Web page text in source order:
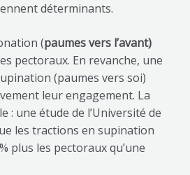
déterminants.
(paumes vers l’avant)
pectoraux. En revanche, une
(paumes vers soi)
leur engagement. La
: une étude de l’Université de
les tractions en supination
plus les pectoraux qu’une